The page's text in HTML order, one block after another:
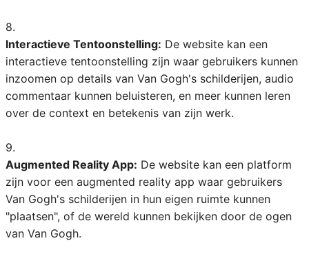
8.
Interactieve Tentoonstelling: De website kan een
interactieve tentoonstelling zijn waar gebruikers kunnen
inzoomen op details van Van Gogh's schilderijen, audio
commentaar kunnen beluisteren, en meer kunnen leren
over de context en betekenis van zijn werk.
9.
Augmented Reality App: De website kan een platform
zijn voor een augmented reality app waar gebruikers
Van Gogh's schilderijen in hun eigen ruimte kunnen
"plaatsen", of de wereld kunnen bekijken door de ogen
van Van Gogh.